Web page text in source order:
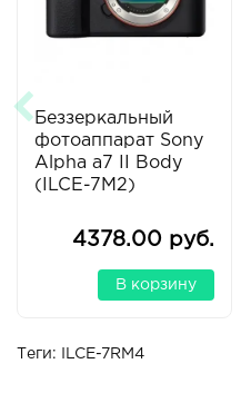
Беззеркальный
фотоаппарат Sony
Alpha a7 II Body
(ILCE-7M2)
4378.00 руб.
В корзину
Теги: ILCE-7RM4